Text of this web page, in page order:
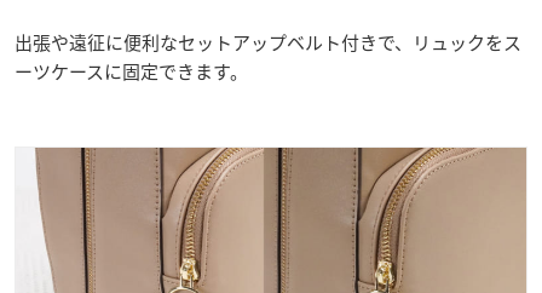
出張や遠征に便利なセットアップベルト付きで、リュックをス
ーツケースに固定できます。